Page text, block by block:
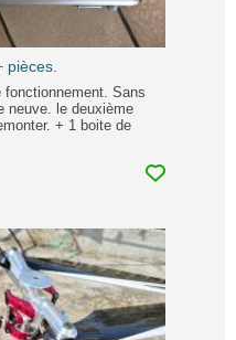
pièces.
fonctionnement. Sans
neuve. le deuxième
+ 1 boite de